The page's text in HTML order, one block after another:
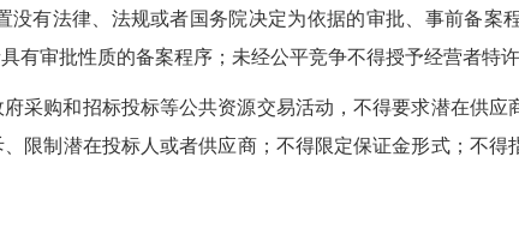
有法律、法规或者国务院决定为依据的审批、事前备案
审批性质的备案程序；未经公平竞争不得授予经营者特许
采购和招标投标等公共资源交易活动，不得要求潜在供
限制潜在投标人或者供应商；不得限定保证金形式；不